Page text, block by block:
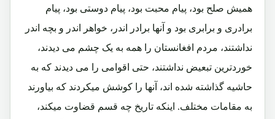
همیش صلح بود، پیام محبت بود، پیام دوستی بود، پیام
برادری و برابری بود و آنها برادر اندر، خواهر اندر و بچه اندر
نداشتند، مردم افغانستان را همه به یک چشم می دیدند،
خوردترین تبعیض نداشتند، حتی اقوامی را می دیدند که به
حاشیه گذاشته شده اند، آنها را کوشش میکردند که بیاورند
به مقامات مختلف. اینکه تاریخ چه قسم قضاوت میکند،